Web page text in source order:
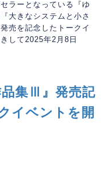
ラーとなっている『ゆ
大きなシステムと小さ
売を記念したトークイ
して2025年2月8日
品集Ⅲ』発売記
イベントを開